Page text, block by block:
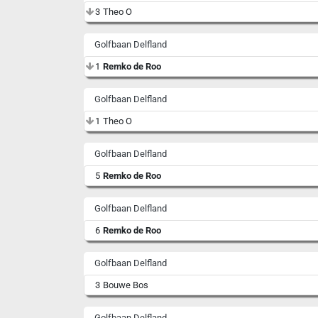
3 Theo O
Golfbaan Delfland
1 Remko de Roo
Golfbaan Delfland
1 Theo O
Golfbaan Delfland
5 Remko de Roo
Golfbaan Delfland
6 Remko de Roo
Golfbaan Delfland
3 Bouwe Bos